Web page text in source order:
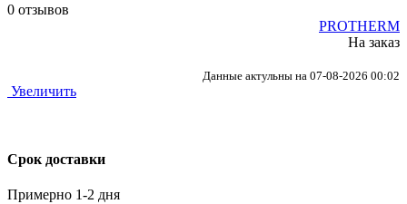
0 отзывов
PROTHERM
На заказ
Данные актульны на 07-08-2026 00:02
Увеличить
Срок доставки
Примерно 1-2 дня